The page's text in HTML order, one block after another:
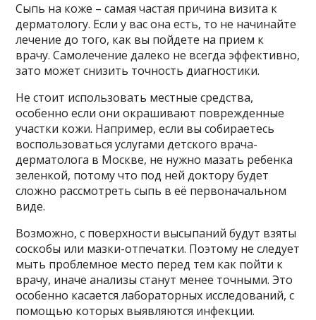
Сыпь на коже – самая частая причина визита к
дерматологу. Если у вас она есть, то не начинайте
лечение до того, как вы пойдете на прием к
врачу. Самолечение далеко не всегда эффективно,
зато может снизить точность диагностики.
Не стоит использовать местные средства,
особенно если они окрашивают поврежденные
участки кожи. Например, если вы собираетесь
воспользоваться услугами детского врача-
дерматолога в Москве, не нужно мазать ребенка
зеленкой, потому что под ней доктору будет
сложно рассмотреть сыпь в её первоначальном
виде.
Возможно, с поверхности высыпаний будут взяты
соскобы или мазки-отпечатки. Поэтому не следует
мыть проблемное место перед тем как пойти к
врачу, иначе анализы станут менее точными. Это
особенно касается лабораторных исследований, с
помощью которых выявляются инфекции.